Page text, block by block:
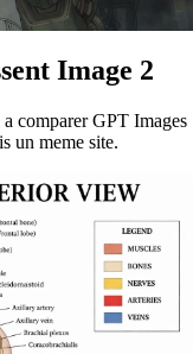
Image 2
comparer GPT Images
un meme site.